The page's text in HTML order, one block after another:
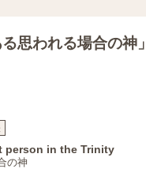
思われる場合の
person in the Trinity
の神